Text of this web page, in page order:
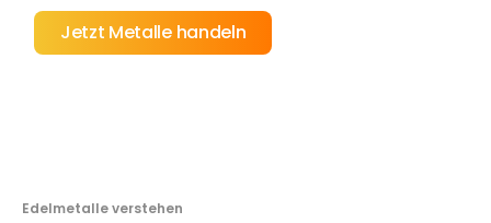
Jetzt Metalle handeln
Edelmetalle verstehen